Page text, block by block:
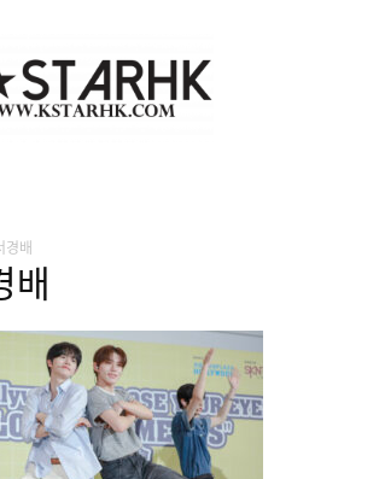
Star
HK
경배
배